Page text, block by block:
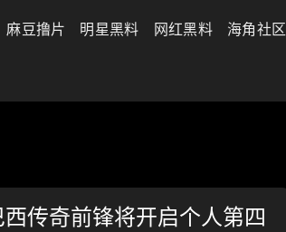
麻豆撸片 明星黑料 网红黑料
海角社区
传奇前锋将开启个人第四